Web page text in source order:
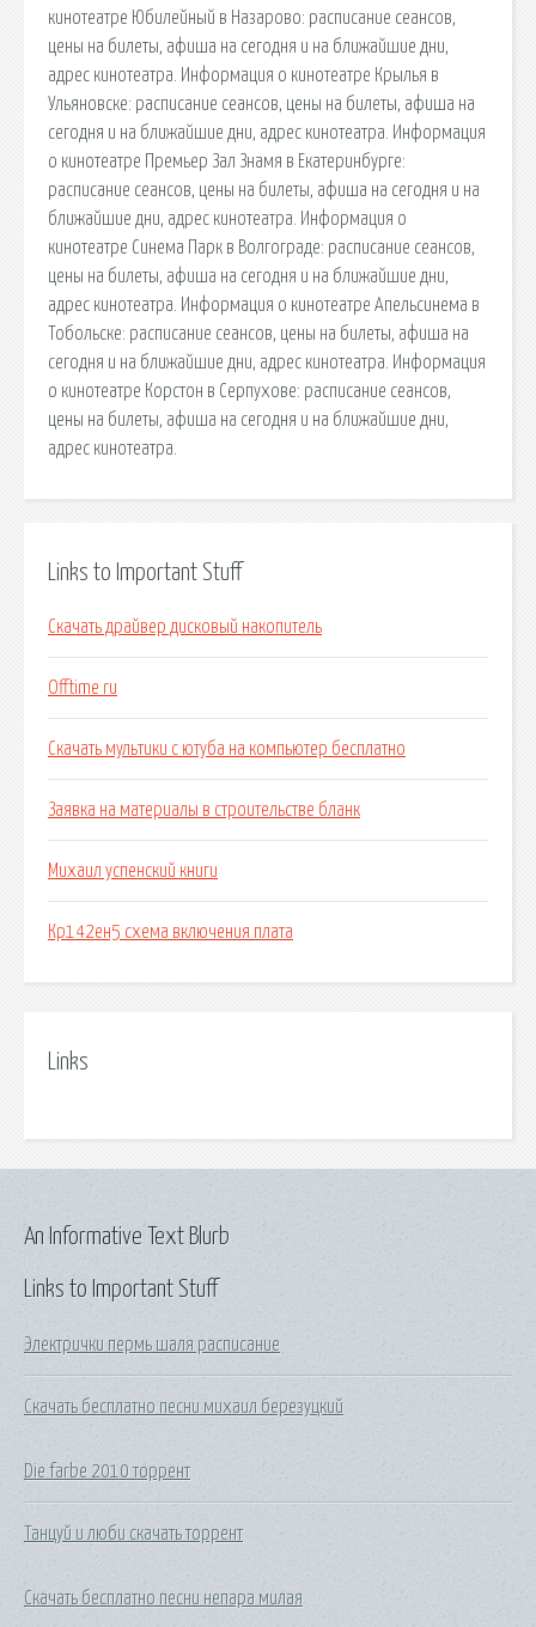
кинотеатре Юбилейный в Назарово: расписание сеансов,
цены на билеты, афиша на сегодня и на ближайшие дни,
адрес кинотеатра. Информация о кинотеатре Крылья в
Ульяновске: расписание сеансов, цены на билеты, афиша на
сегодня и на ближайшие дни, адрес кинотеатра. Информация
о кинотеатре Премьер Зал Знамя в Екатеринбурге:
расписание сеансов, цены на билеты, афиша на сегодня и на
ближайшие дни, адрес кинотеатра. Информация о
кинотеатре Синема Парк в Волгограде: расписание сеансов,
цены на билеты, афиша на сегодня и на ближайшие дни,
адрес кинотеатра. Информация о кинотеатре Апельсинема в
Тобольске: расписание сеансов, цены на билеты, афиша на
сегодня и на ближайшие дни, адрес кинотеатра. Информация
о кинотеатре Корстон в Серпухове: расписание сеансов,
цены на билеты, афиша на сегодня и на ближайшие дни,
адрес кинотеатра.
Links to Important Stuff
Скачать драйвер дисковый накопитель
Offtime ru
Скачать мультики с ютуба на компьютер бесплатно
Заявка на материалы в строительстве бланк
Михаил успенский книги
Кр142ен5 схема включения плата
Links
Links to Important Stuff
Электрички пермь шаля расписание
Скачать бесплатно песни михаил березуцкий
Die farbe 2010 торрент
Танцуй и люби скачать торрент
Скачать бесплатно песни непара милая
An Informative Text Blurb